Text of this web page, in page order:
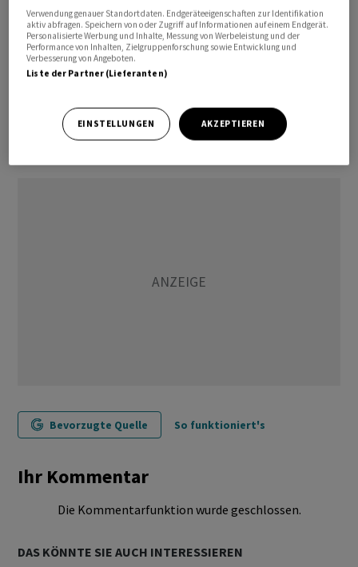
Zinsen und Steuern, der Wert legte um gut ein Prozent
auf knapp 14,5 Milliarden Dollar zu. Der Umsatz stieg im
Vergleich zu dem vom Chipmangel schwer belasteten
Vorjahr um fast ein Viertel auf 156,7 Milliarden Dollar.
2,1 Prozentpunkte auf 9,2 Prozent./men/tav/stk
Bevorzugte Quelle So funktioniert's
Ihr Kommentar
Die Kommentarfunktion wurde geschlossen.
DAS KÖNNTE SIE AUCH INTERESSIEREN
Verwendung genauer Standortdaten. Endgeräteeigenschaften zur Identifikation
aktiv abfragen. Speichern von oder Zugriff auf Informationen auf einem Endgerät.
Personalisierte Werbung und Inhalte, Messung von Werbeleistung und der
Performance von Inhalten, Zielgruppenforschung sowie Entwicklung und
Verbesserung von Angeboten.
Liste der Partner (Lieferanten)
EINSTELLUNGEN AKZEPTIEREN